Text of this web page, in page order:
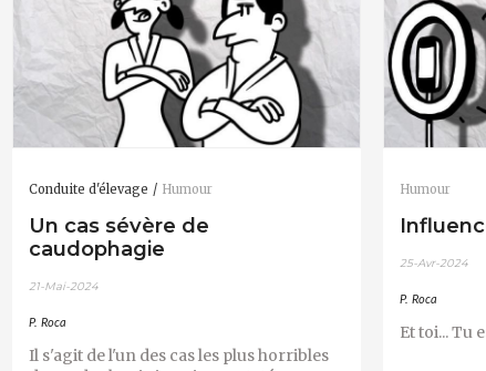
Conduite d'élevage Humour
Un cas sévère de
caudophagie
21-Mai-2024
P. Roca
Il s'agit de l'un des cas les plus horribles
Humour
25-Avr-2024
P. Roca
Et toi... Tu